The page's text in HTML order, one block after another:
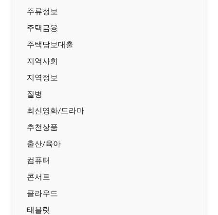
주류정보
주택금융
주택담보대출
지역사회
지역정보
질병
최신영화/드라마
추천상품
출산/육아
컴퓨터
콘서트
클라우드
태블릿